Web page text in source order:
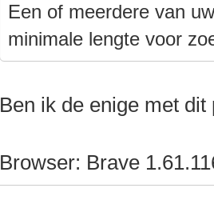
Een of meerdere van
minimale lengte voor
Ben ik de enige met dit
Browser: Brave